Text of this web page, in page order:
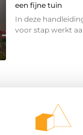
een fijne tuin
In deze
voor stap werkt